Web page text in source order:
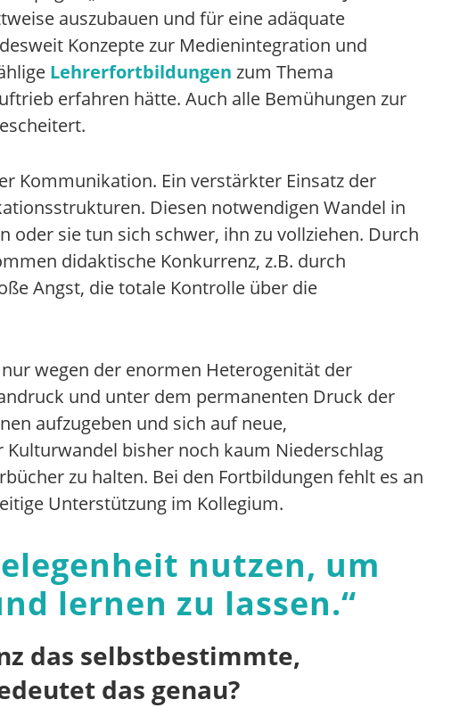
auszubauen und für eine adäquate
Konzepte zur Medienintegration und
Lehrerfortbildungen zum Thema
erfahren hätte. Auch alle Bemühungen zur
Kommunikation. Ein verstärkter Einsatz der
Diesen notwendigen Wandel in
sie tun sich schwer, ihn zu vollziehen. Durch
didaktische Konkurrenz, z.B. durch
Angst, die totale Kontrolle über die
wegen der enormen Heterogenität der
und unter dem permanenten Druck der
aufzugeben und sich auf neue,
bisher noch kaum Niederschlag
zu halten. Bei den Fortbildungen fehlt es an
Unterstützung im Kollegium.
nutzen, um
lernen zu lassen.“
das selbstbestimmte,
das genau?